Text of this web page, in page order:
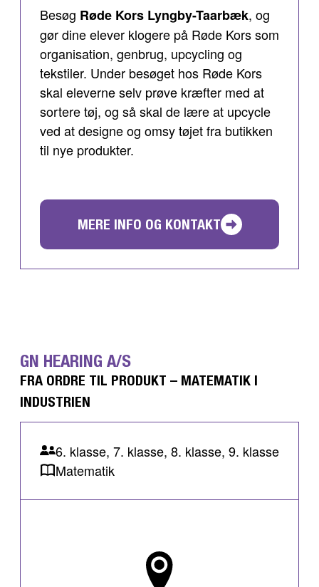
Besøg Røde Kors Lyngby-Taarbæk, og
gør dine elever klogere på Røde Kors som
organisation, genbrug, upcycling og
tekstiler. Under besøget hos Røde Kors
skal eleverne selv prøve kræfter med at
sortere tøj, og så skal de lære at upcycle
ved at designe og omsy tøjet fra butikken
til nye produkter.
MERE INFO OG KONTAKT
GN HEARING A/S
FRA ORDRE TIL PRODUKT – MATEMATIK I
INDUSTRIEN
6. klasse, 7. klasse, 8. klasse, 9. klasse
Matematik